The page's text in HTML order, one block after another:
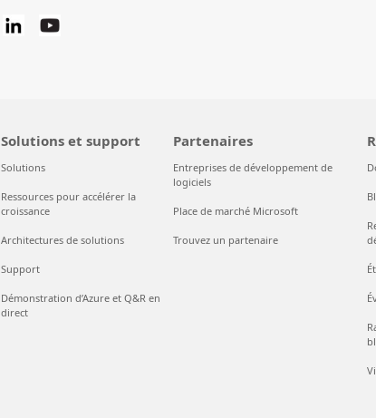
Solutions et support
Solutions
Ressources pour accélérer la
croissance
Architectures de solutions
Support
Démonstration d’Azure et Q&R en
direct
Partenaires
Entreprises de développement de
logiciels
Place de marché Microsoft
Trouvez un partenaire